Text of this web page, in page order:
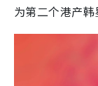
为第二个港产韩